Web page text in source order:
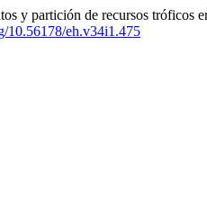
y partición de recursos tróficos
10.56178/eh.v34i1.475